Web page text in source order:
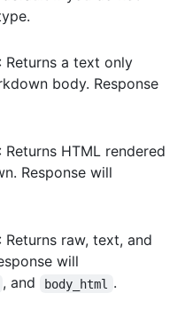
: Returns a text only
body. Response
: Returns HTML rendered
Response will
: Returns raw, text, and
will
, and body_html .